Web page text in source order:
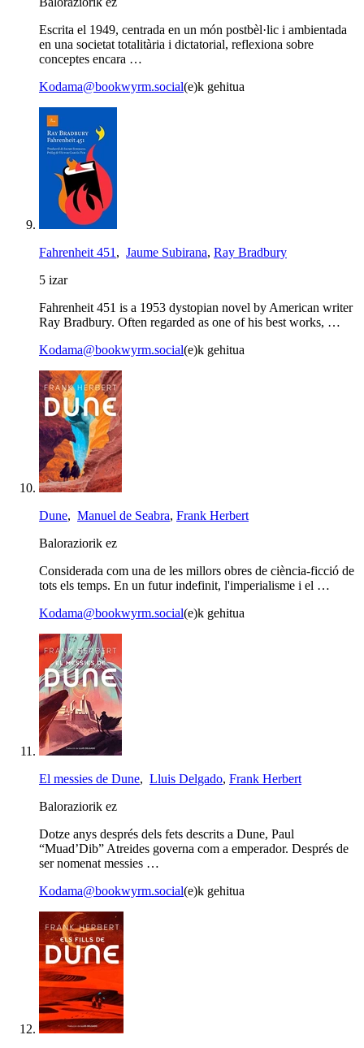
Escrita el 1949, centrada en un món postbèl·lic i ambientada
en una societat totalitària i dictatorial, reflexiona sobre
conceptes encara …
Kodama@bookwyrm.social(e)k gehitua
Fahrenheit 451 , Jaume Subirana, Ray Bradbury
5 izar
Fahrenheit 451 is a 1953 dystopian novel by American writer
Ray Bradbury. Often regarded as one of his best works, …
Kodama@bookwyrm.social(e)k gehitua
Dune, Manuel de Seabra, Frank Herbert
Baloraziorik ez
Considerada com una de les millors obres de ciència-ficció de
tots els temps. En un futur indefinit, l'imperialisme i el …
Kodama@bookwyrm.social(e)k gehitua
El messies de Dune, Lluis Delgado, Frank Herbert
Baloraziorik ez
Dotze anys després dels fets descrits a Dune, Paul
“Muad’Dib” Atreides governa com a emperador. Després de
ser nomenat messies …
Kodama@bookwyrm.social(e)k gehitua